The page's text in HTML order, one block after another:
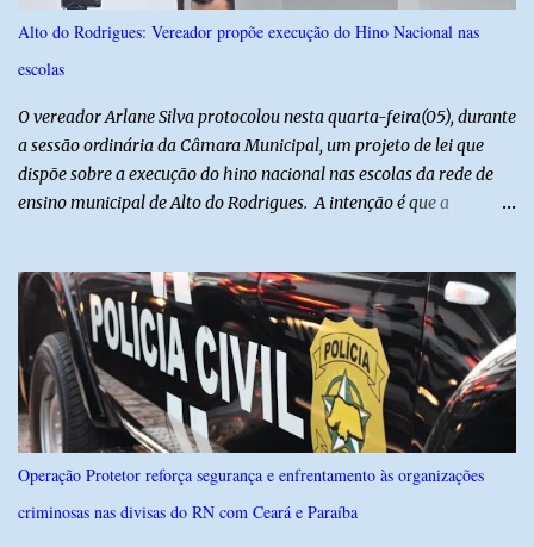
Polícia Militar foi acionada logo após o crime e realiza diligências
na região na tentativa de localizar o veículo e identificar os
autores do assalto. Qualquer informação que possa ajudar na
ser repassad...
Alto do Rodrigues: Vereador propõe execução do Hino Nacional nas
escolas
O vereador Arlane Silva protocolou nesta quarta-feira(05), durante
a sessão ordinária da Câmara Municipal, um projeto de lei que
dispõe sobre a execução do hino nacional nas escolas da rede de
ensino municipal de Alto do Rodrigues. A intenção é que a
nacionais e da formação da cidadania. O projeto prevê ainda que
a execução do hino nacional ocorra uma vez por semana, em dia
definido pela Secretaria Municipal de Educação do município. É
previsto também que as escolas da rede de ensino público
municipal deverão promover a discussão das letras do Hino
Nacional Brasileiro de modo a estimular os estudantes interpretar
e debater o seu conteúdo. De acordo com o vereador, a Secretaria
Municipal de Educação poderá expedir normas complementares
necessárias ao cumprimento da lei.
Operação Protetor reforça segurança e enfrentamento às organizações
criminosas nas divisas do RN com Ceará e Paraíba